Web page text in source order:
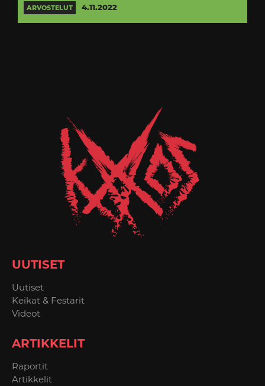
ARVOSTELUT 4.11.2022
UUTISET
Uutiset
Keikat & Festarit
Videot
ARTIKKELIT
Raportit
Artikkelit